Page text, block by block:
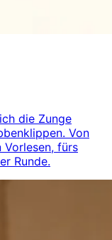
die Zunge
Von
fürs
Runde.